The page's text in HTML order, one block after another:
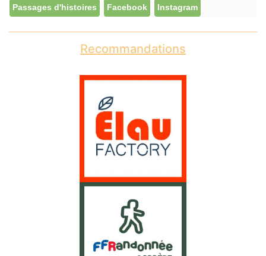
Passages d'histoires Facebook Instagram
Recommandations